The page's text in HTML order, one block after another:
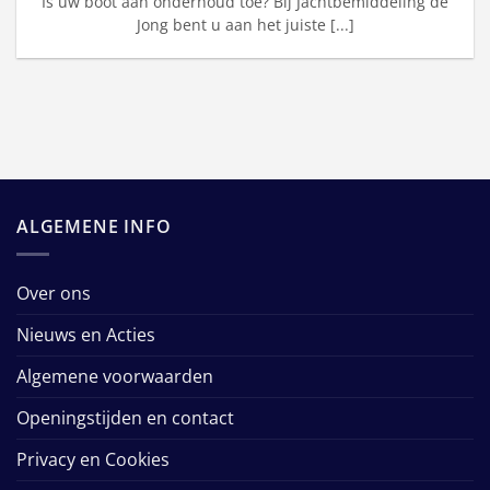
Jong bent u aan het juiste [...]
ALGEMENE INFO
Over ons
Nieuws en Acties
Algemene voorwaarden
Openingstijden en contact
Privacy en Cookies